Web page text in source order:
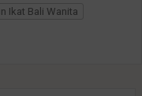
Ikat Bali Wanita